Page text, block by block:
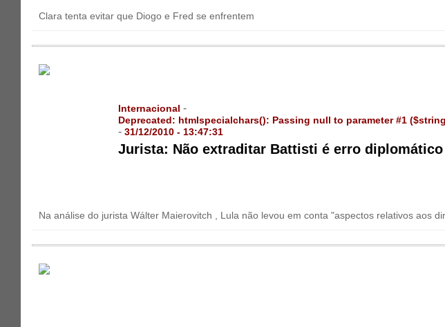
Clara tenta evitar que Diogo e Fred se enfrentem
Internacional -
Deprecated: htmlspecialchars(): Passing null to parameter #1
-31/12/2010 - 13:47:31
Jurista: Não extraditar Battisti é erro diplomático
Na análise do jurista Wálter Maierovitch , Lula não levou em conta "aspectos relativos aos